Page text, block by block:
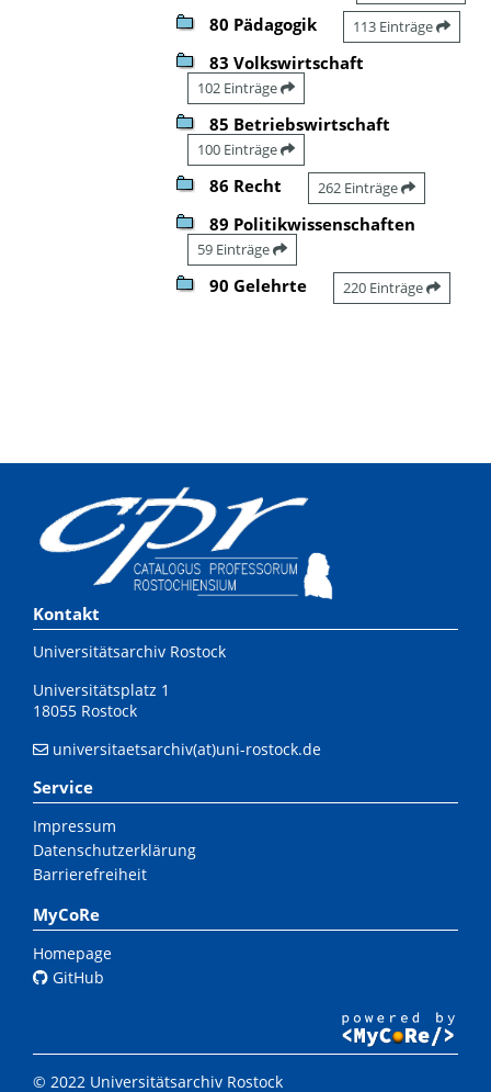
80 Pädagogik 113 Einträge
83 Volkswirtschaft
102 Einträge
85 Betriebswirtschaft
100 Einträge
86 Recht 262 Einträge
89 Politikwissenschaften
59 Einträge
90 Gelehrte 220 Einträge
Kontakt
Universitätsarchiv Rostock
Universitätsplatz 1
18055 Rostock
universitaetsarchiv(at)uni-rostock.de
Service
Impressum
Datenschutzerklärung
Barrierefreiheit
MyCoRe
Homepage
GitHub
© 2022 Universitätsarchiv Rostock